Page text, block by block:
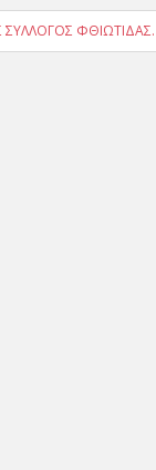
ΣΥΛΛΟΓΟΣ